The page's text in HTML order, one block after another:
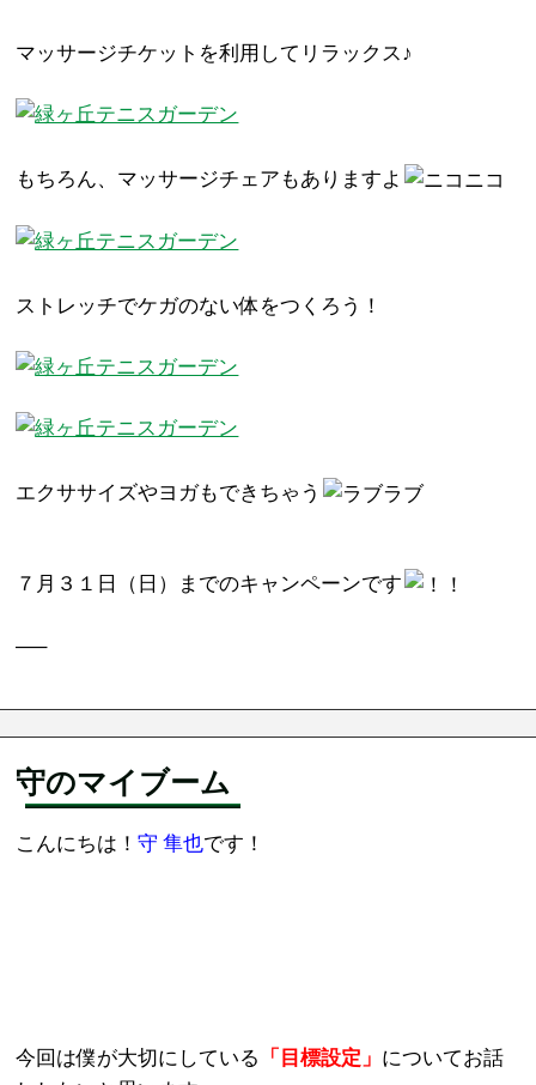
マッサージチケットを利用してリラックス♪
もちろん、マッサージチェアもありますよ
ストレッチでケガのない体をつくろう！
エクササイズやヨガもできちゃう
７月３１日（日）までのキャンペーンです
—–
守のマイブーム
こんにちは！守 隼也です！
今回は僕が大切にしている 「目標設定」 についてお話